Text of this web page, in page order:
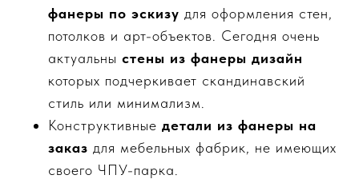
фанеры по эскизу для оформления стен,
потолков и арт-объектов. Сегодня очень
актуальны стены из фанеры дизайн
которых подчеркивает скандинавский
стиль или минимализм.
Конструктивные детали из фанеры на
заказ для мебельных фабрик, не имеющих
своего ЧПУ-парка.